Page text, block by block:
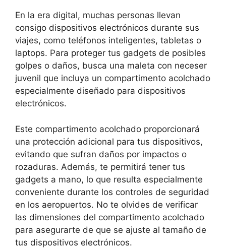
En la era digital, muchas personas llevan
consigo dispositivos electrónicos durante sus
viajes, como teléfonos inteligentes, tabletas o
laptops. Para proteger tus gadgets de posibles
golpes o daños, busca una maleta con neceser
juvenil que incluya un compartimento acolchado
especialmente diseñado para dispositivos
electrónicos.
Este compartimento acolchado proporcionará
una protección adicional para tus dispositivos,
evitando que sufran daños por impactos o
rozaduras. Además, te permitirá tener tus
gadgets a mano, lo que resulta especialmente
conveniente durante los controles de seguridad
en los aeropuertos. No te olvides de verificar
las dimensiones del compartimento acolchado
para asegurarte de que se ajuste al tamaño de
tus dispositivos electrónicos.